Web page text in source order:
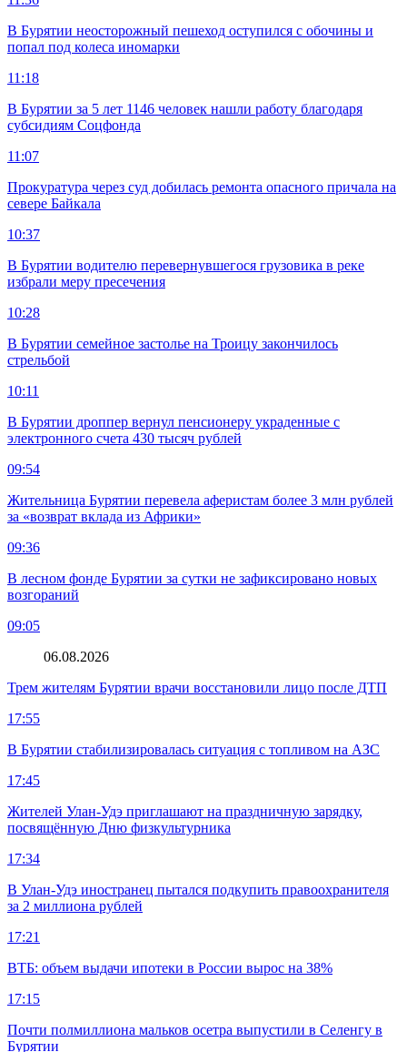
В Бурятии неосторожный пешеход оступился с обочины и
попал под колеса иномарки
11:18
В Бурятии за 5 лет 1146 человек нашли работу благодаря
субсидиям Соцфонда
11:07
Прокуратура через суд добилась ремонта опасного причала на
севере Байкала
10:37
В Бурятии водителю перевернувшегося грузовика в реке
избрали меру пресечения
10:28
В Бурятии семейное застолье на Троицу закончилось
стрельбой
10:11
В Бурятии дроппер вернул пенсионеру украденные с
электронного счета 430 тысяч рублей
09:54
Жительница Бурятии перевела аферистам более 3 млн рублей
за «возврат вклада из Африки»
09:36
В лесном фонде Бурятии за сутки не зафиксировано новых
возгораний
09:05
06.08.2026
Трем жителям Бурятии врачи восстановили лицо после ДТП
17:55
В Бурятии стабилизировалась ситуация с топливом на АЗС
17:45
Жителей Улан-Удэ приглашают на праздничную зарядку,
посвящённую Дню физкультурника
17:34
В Улан-Удэ иностранец пытался подкупить правоохранителя
за 2 миллиона рублей
17:21
ВТБ: объем выдачи ипотеки в России вырос на 38%
17:15
Почти полмиллиона мальков осетра выпустили в Селенгу в
Бурятии